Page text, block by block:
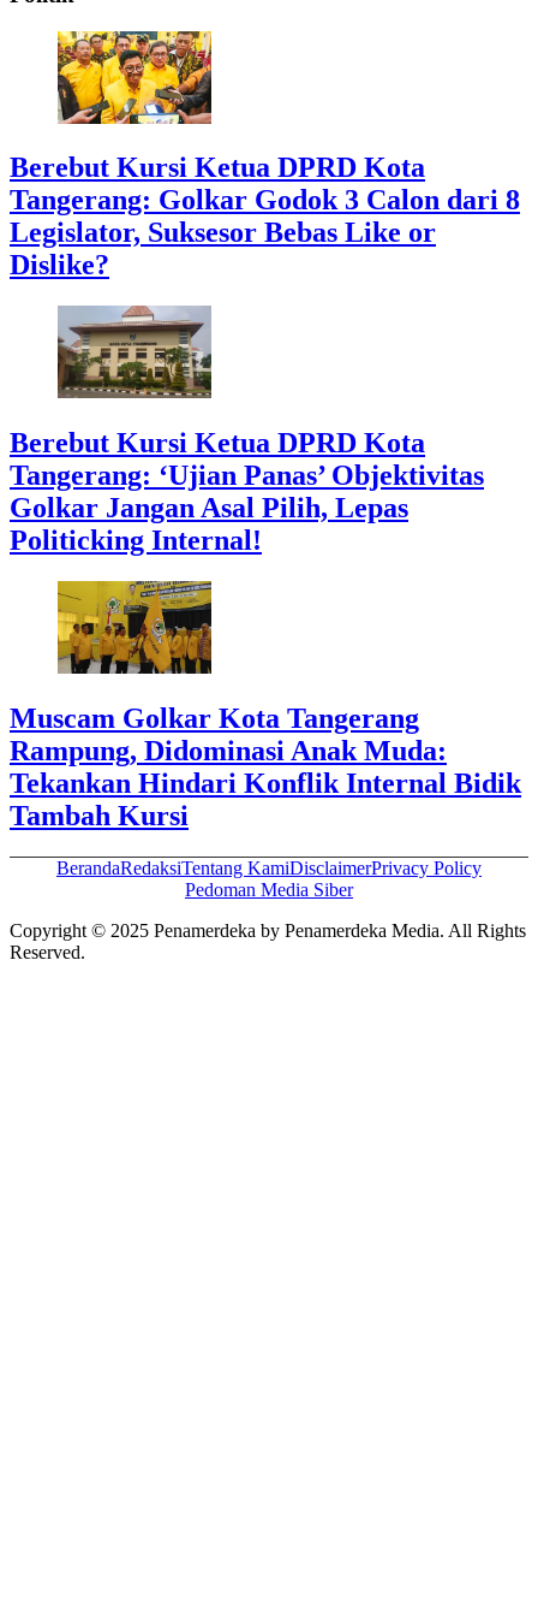
Berebut Kursi Ketua DPRD Kota
Tangerang: Golkar Godok 3 Calon dari 8
Legislator, Suksesor Bebas Like or
Dislike?
Berebut Kursi Ketua DPRD Kota
Tangerang: ‘Ujian Panas’ Objektivitas
Golkar Jangan Asal Pilih, Lepas
Politicking Internal!
Muscam Golkar Kota Tangerang
Rampung, Didominasi Anak Muda:
Tekankan Hindari Konflik Internal Bidik
Tambah Kursi
BerandaRedaksiTentang KamiDisclaimerPrivacy Policy
Pedoman Media Siber
Copyright © 2025 Penamerdeka by Penamerdeka Media. All Rights
Reserved.